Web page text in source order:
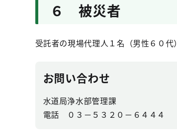
６ 被災者
受託者の現場代理人１名（男性６０代）
お問い合わせ
水道局浄水部管理課
電話 ０３－５３２０－６４４４